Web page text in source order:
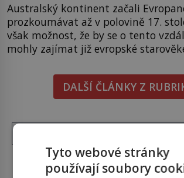
Australský kontinent začali
prozkoumávat až v polovině 17.
však možnost, že by se o tento
mohly zajímat již evropské
zakreslovali do map záhadný
Australis – Jižní zemi. Proč? Do jisté
smysl pro […]
DALŠÍ ČLÁNKY Z
Tyto webové stránky
používají soubory